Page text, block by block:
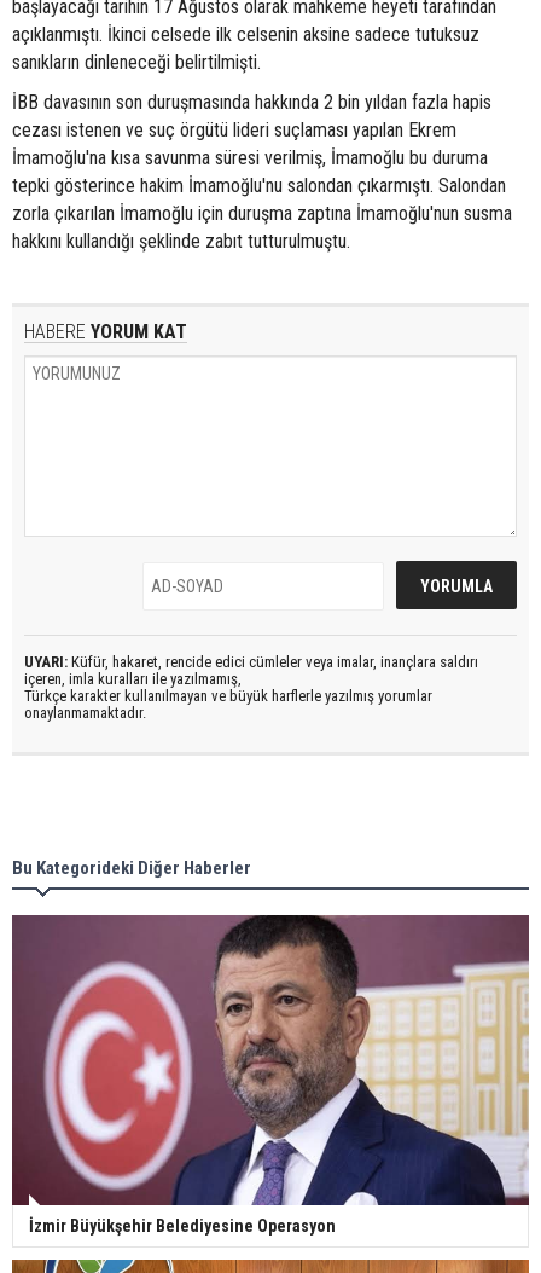
başlayacağı tarihin 17 Ağustos olarak mahkeme heyeti tarafından
açıklanmıştı. İkinci celsede ilk celsenin aksine sadece tutuksuz
sanıkların dinleneceği belirtilmişti.
İBB davasının son duruşmasında hakkında 2 bin yıldan fazla hapis
cezası istenen ve suç örgütü lideri suçlaması yapılan Ekrem
İmamoğlu'na kısa savunma süresi verilmiş, İmamoğlu bu duruma
tepki gösterince hakim İmamoğlu'nu salondan çıkarmıştı. Salondan
zorla çıkarılan İmamoğlu için duruşma zaptına İmamoğlu'nun susma
hakkını kullandığı şeklinde zabıt tutturulmuştu.
HABERE YORUM KAT
UYARI: Küfür, hakaret, rencide edici cümleler veya imalar, inançlara saldırı
içeren, imla kuralları ile yazılmamış,
Türkçe karakter kullanılmayan ve büyük harflerle yazılmış yorumlar
onaylanmamaktadır.
Bu Kategorideki Diğer Haberler
İzmir Büyükşehir Belediyesine Operasyon